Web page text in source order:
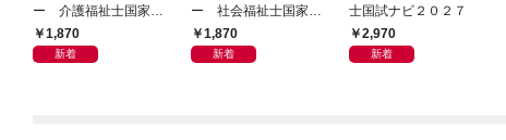
ー 介護福祉士国家試
験２０２７
1,870
新着
ー 社会福祉士国家試
験２０２７
1,870
新着
士国試ナビ２０２７
2,970
新着